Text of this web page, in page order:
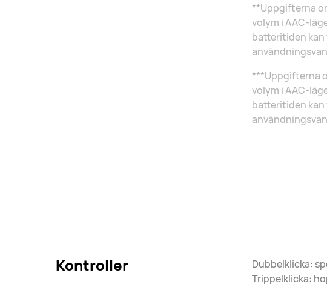
**Uppgifterna
volym i AAC-
batteritiden
***Uppgifterna
volym i AAC-
batteritiden
Kontroller
Dubbelklicka:
Trippelklicka: